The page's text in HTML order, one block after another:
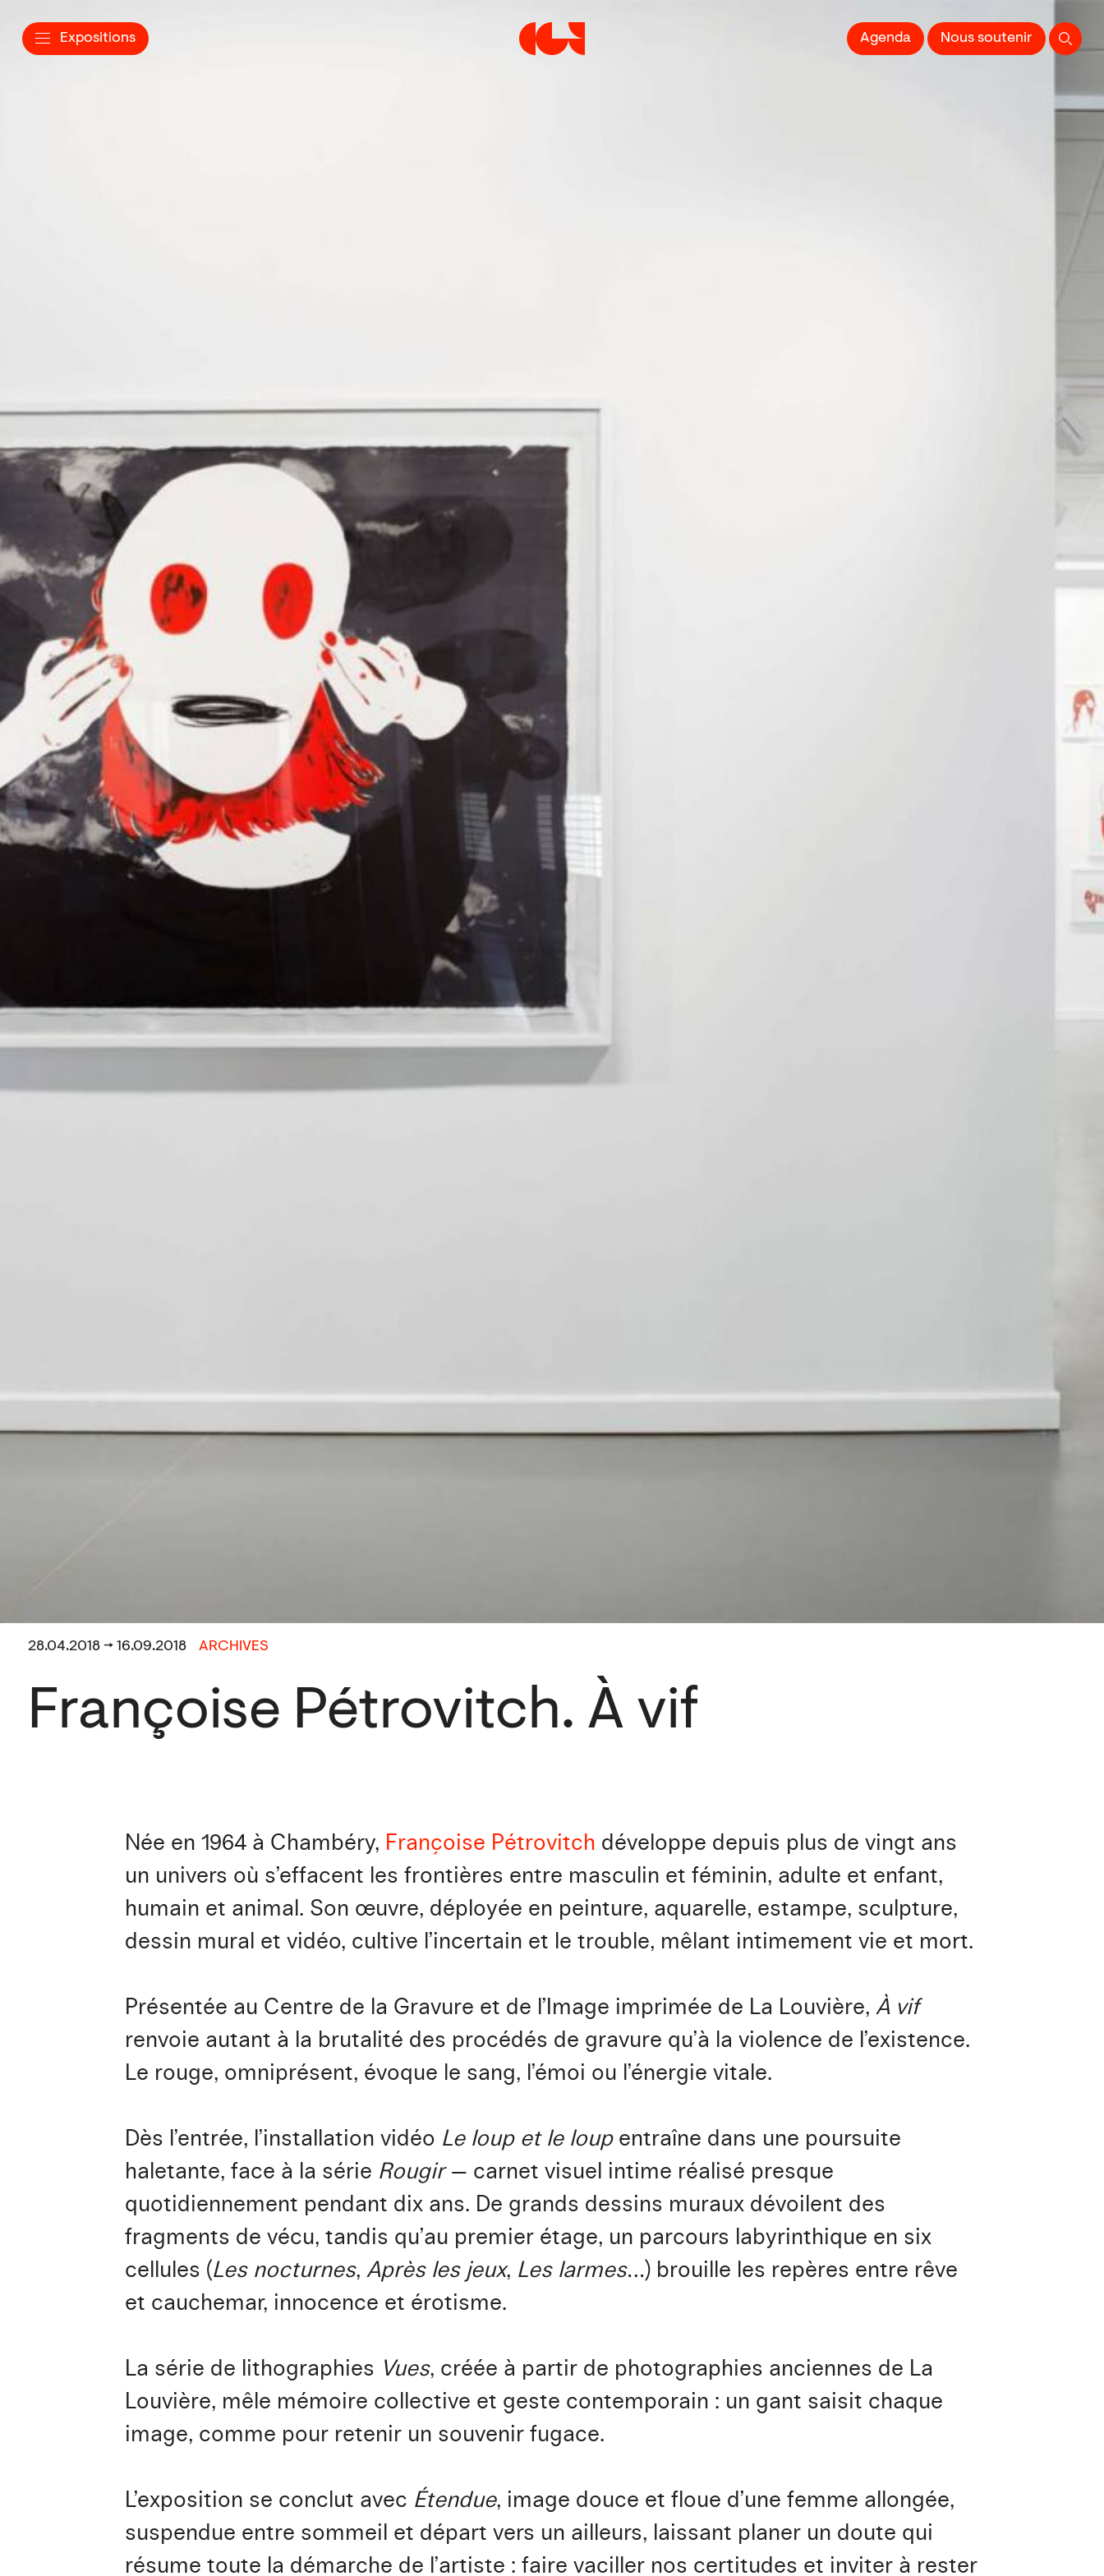
Expositions Centre de la Gravure et de l'Image impriméeAgenda Nous soutenir
28.04.2018 → 16.09.2018 ARCHIVES
Françoise Pétrovitch. À vif
Née en 1964 à Chambéry, Françoise Pétrovitch développe depuis plus de vingt ans
un univers où s’effacent les frontières entre masculin et féminin, adulte et enfant,
humain et animal. Son œuvre, déployée en peinture, aquarelle, estampe, sculpture,
dessin mural et vidéo, cultive l’incertain et le trouble, mêlant intimement vie et mort.
Présentée au Centre de la Gravure et de l’Image imprimée de La Louvière, À vif
renvoie autant à la brutalité des procédés de gravure qu’à la violence de l’existence.
Le rouge, omniprésent, évoque le sang, l’émoi ou l’énergie vitale.
Dès l’entrée, l’installation vidéo Le loup et le loupentraîne dans une poursuite
haletante, face à la série Rougir— carnet visuel intime réalisé presque
quotidiennement pendant dix ans. De grands dessins muraux dévoilent des
fragments de vécu, tandis qu’au premier étage, un parcours labyrinthique en six
cellules (Les nocturnes, Après les jeux, Les larmes…) brouille les repères entre rêve
et cauchemar, innocence et érotisme.
La série de lithographies Vues, créée à partir de photographies anciennes de La
Louvière, mêle mémoire collective et geste contemporain : un gant saisit chaque
image, comme pour retenir un souvenir fugace.
L’exposition se conclut avec Étendue, image douce et floue d’une femme allongée,
suspendue entre sommeil et départ vers un ailleurs, laissant planer un doute qui
résume toute la démarche de l’artiste : faire vaciller nos certitudes et inviter à rester